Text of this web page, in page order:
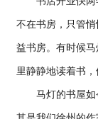
不在书房，只管
益书房。有时候
里静静地读着书，
马灯的书屋如